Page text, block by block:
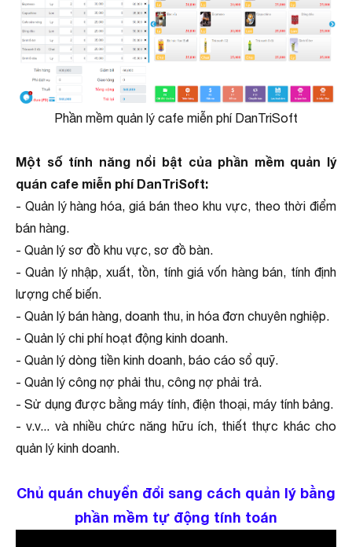
Phần mềm quản lý cafe miễn phí DanTriSoft
Một số tính năng nổi bật của phần mềm quản lý
quán cafe miễn phí DanTriSoft:
- Quản lý hàng hóa, giá bán theo khu vực, theo thời điểm
bán hàng.
- Quản lý sơ đồ khu vực, sơ đồ bàn.
- Quản lý nhập, xuất, tồn, tính giá vốn hàng bán, tính định
lượng chế biến.
- Quản lý bán hàng, doanh thu, in hóa đơn chuyên nghiệp.
- Quản lý chi phí hoạt động kinh doanh.
- Quản lý dòng tiền kinh doanh, báo cáo sổ quỹ.
- Quản lý công nợ phải thu, công nợ phải trả.
- Sử dụng được bằng máy tính, điện thoại, máy tính bảng.
- v.v... và nhiều chức năng hữu ích, thiết thực khác cho
quản lý kinh doanh.
Chủ quán chuyển đổi sang cách quản lý bằng
phần mềm tự động tính toán